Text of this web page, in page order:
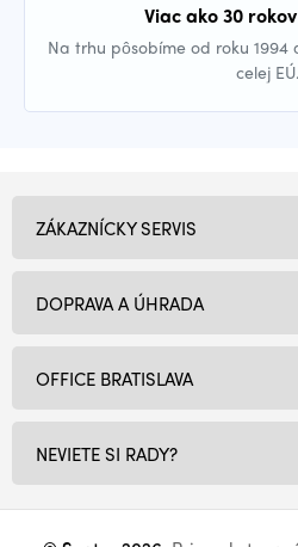
Viac ako 30
Na trhu pôsobíme od roku
celej EÚ.
OFFICE BRATISLAVA
NEVIETE SI RADY?
ZÁKAZNÍCKY SERVIS
DOPRAVA A ÚHRADA